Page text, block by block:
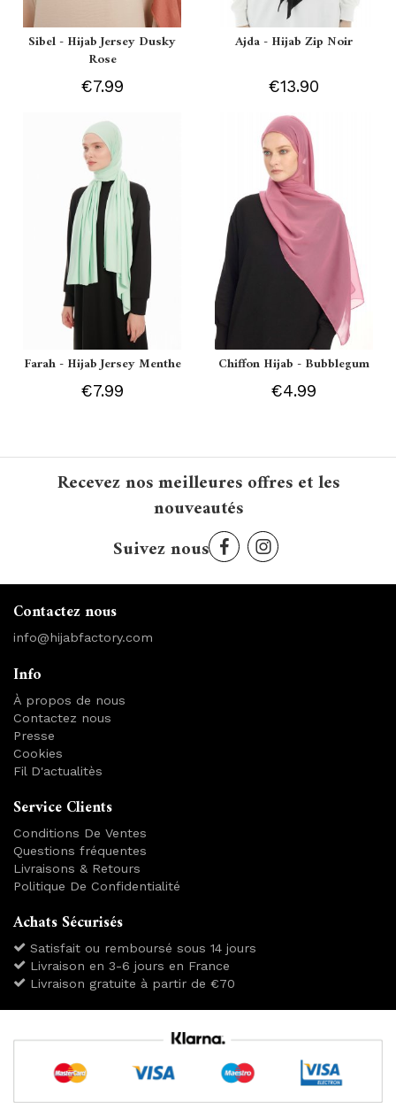
Sibel - Hijab Jersey Dusky
Rose
€7.99
Ajda - Hijab Zip Noir
€13.90
Farah - Hijab Jersey Menthe
€7.99
Chiffon Hijab - Bubblegum
€4.99
Recevez nos meilleures offres et les
nouveautés
Suivez nous
Contactez nous
info@hijabfactory.com
Info
À propos de nous
Contactez nous
Presse
Cookies
Fil D'actualitès
Service Clients
Conditions De Ventes
Questions fréquentes
Livraisons & Retours
Politique De Confidentialité
Achats Sécurisés
Satisfait ou remboursé sous 14 jours
Livraison en 3-6 jours en France
Livraison gratuite à partir de €70